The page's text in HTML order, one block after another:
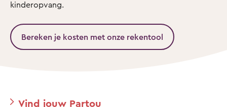
kinderopvang.
Bereken je kosten met onze rekentool
Vind jouw Partou